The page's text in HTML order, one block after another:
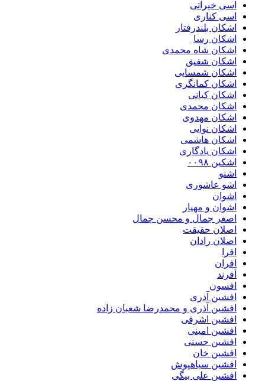
اسی خیراتی
اسی کناری
اشکان بلندرفتار
اشکان رسا
اشکان شاه محمدی
اشکان شفیق
اشکان شمسایی
اشکان‌ کمانگری
اشکان کیانی
اشکان محمدی
اشکان مهدوی
اشکان نوایی
اشکان هاشمی
اشکان یادگاری
اشکین ۰۰۹۸
اشنو
اشو عاشوری
اشوان
اشوان و مهیار
اصغر جمال و محسن جمال
اصلان حقیقت
اصلان رادان
افرا
افران
اَفرند
افسون
افشین آذری
افشین آذری و محمدرضا شعبان زاده
افشین اشرفی
افشین امینی
افشین حسنی
افشین خان
افشین سیاهپوش
افشین علی بیگی